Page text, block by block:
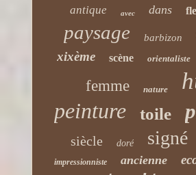
antique avec dans
paysage barbizon
xixème scène orientaliste
femme nature
peinture toile
siècle doré signé
impressionniste ancienne